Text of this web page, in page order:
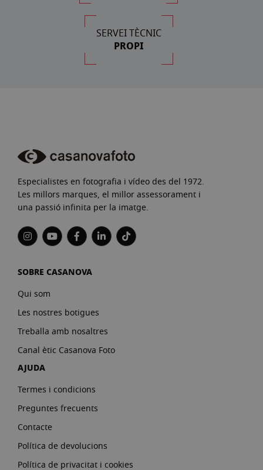
SERVEI TÈCNIC
PROPI
Especialistes en fotografia i vídeo des del 1972.
Les millors marques, el millor assessorament i
una passió infinita per la imatge.
SOBRE CASANOVA
Qui som
Les nostres botigues
Treballa amb nosaltres
Canal ètic Casanova Foto
AJUDA
Termes i condicions
Preguntes frecuents
Contacte
Política de devolucions
Política de privacitat i cookies